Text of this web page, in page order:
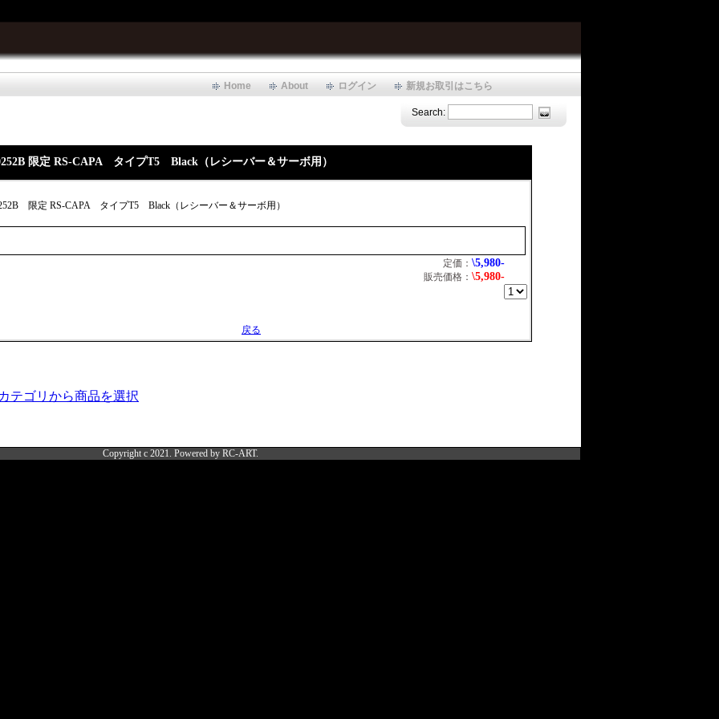
Home About ログイン 新規お取引はこちら
Search:
限定 RS-CAPA タイプT5 Black（レシーバー＆サーボ用）
限定 RS-CAPA タイプT5 Black（レシーバー＆サーボ用）
定価： \5,980-
販売価格： \5,980-
戻る
テゴリから商品を選択
Copyright c 2021. Powered by RC-ART.